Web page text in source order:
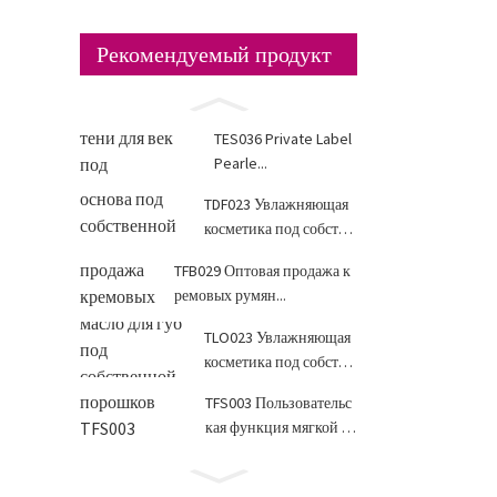
Рекомендуемый продукт
TES036 Private Label
Pearle...
TDF023 Увлажняющая
косметика под собстве
й...
TFB029 Оптовая продажа к
ремовых румян...
TLO023 Увлажняющая
косметика под собстве
й...
TFS003 Пользовательс
кая функция мягкой ф